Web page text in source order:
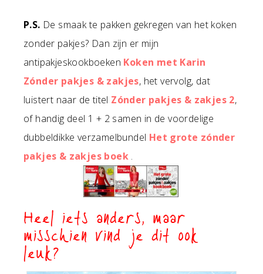
P.S. De smaak te pakken gekregen van het koken
zonder pakjes? Dan zijn er mijn
antipakjeskookboeken Koken met Karin
Zónder pakjes & zakjes, het vervolg, dat
luistert naar de titel Zónder pakjes & zakjes 2,
of handig deel 1 + 2 samen in de voordelige
dubbeldikke verzamelbundel Het grote zónder
pakjes & zakjes boek .
Heel iets anders, maar
misschien vind je dit ook
leuk?